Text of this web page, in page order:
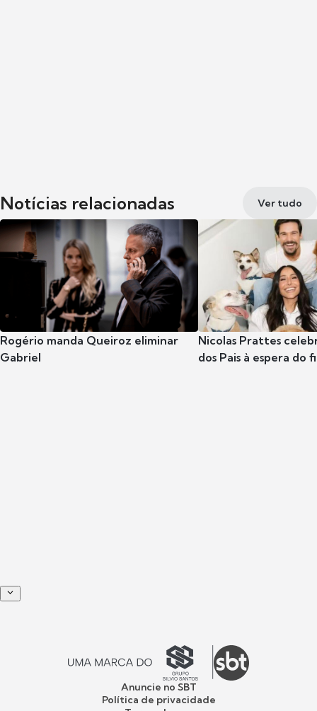
Notícias relacionadas Ver tudo
Rogério manda Queiroz eliminar
Gabriel
Nicolas Prattes
dos Pais à espera do
Anuncie no SBT
Política de privacidade